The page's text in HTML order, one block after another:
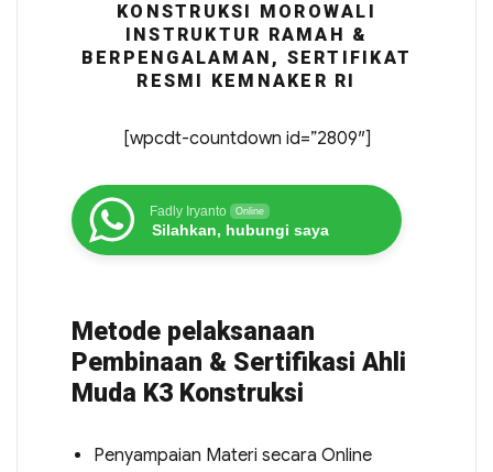
KONSTRUKSI MOROWALI
INSTRUKTUR RAMAH &
BERPENGALAMAN, SERTIFIKAT
RESMI KEMNAKER RI
[wpcdt-countdown id=”2809″]
Fadly Iryanto Online
Silahkan, hubungi saya
Metode pelaksanaan
Pembinaan & Sertifikasi Ahli
Muda K3 Konstruksi
Penyampaian Materi secara Online